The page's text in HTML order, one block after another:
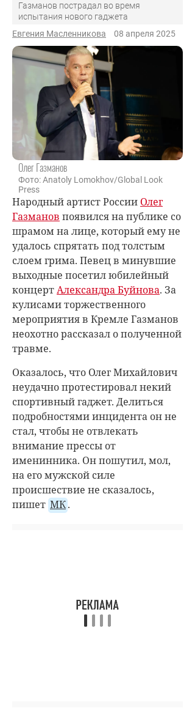
Газманов пострадал во время
испытания нового гаджета
Евгения Масленникова
08 апреля 2025
Олег Газманов
Фото: Anatoly Lomokhov/Global Look
Press
Народный артист России Олег
Газманов появился на публике со
шрамом на лице, который ему не
удалось спрятать под толстым
слоем грима. Певец в минувшие
выходные посетил юбилейный
концертАлександра Буйнова. За
кулисами торжественного
мероприятия в Кремле Газманов
неохотно рассказал о полученной
травме.
Оказалось, что Олег Михайлович
неудачно протестировал некий
спортивный гаджет. Делиться
подробностями инцидента он не
стал, чтобы не отвлекать
внимание прессы от
именинника. Он пошутил, мол,
на его мужской силе
происшествие не сказалось,
пишет МК.